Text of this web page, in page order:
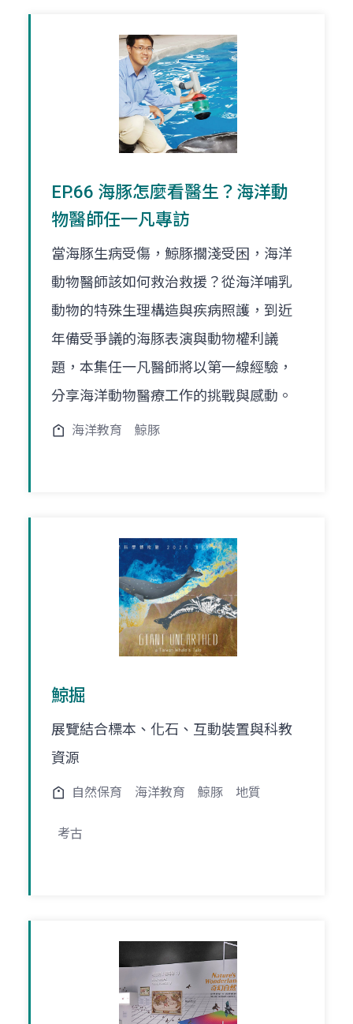
EP.66 海豚怎麼看醫生？海洋動
物醫師任一凡專訪
當海豚生病受傷，鯨豚擱淺受困，海洋
動物醫師該如何救治救援？從海洋哺乳
動物的特殊生理構造與疾病照護，到近
年備受爭議的海豚表演與動物權利議
題，本集任一凡醫師將以第一線經驗，
分享海洋動物醫療工作的挑戰與感動。
海洋教育 鯨豚
鯨掘
展覽結合標本、化石、互動裝置與科教
資源
自然保育 海洋教育 鯨豚 地質
考古